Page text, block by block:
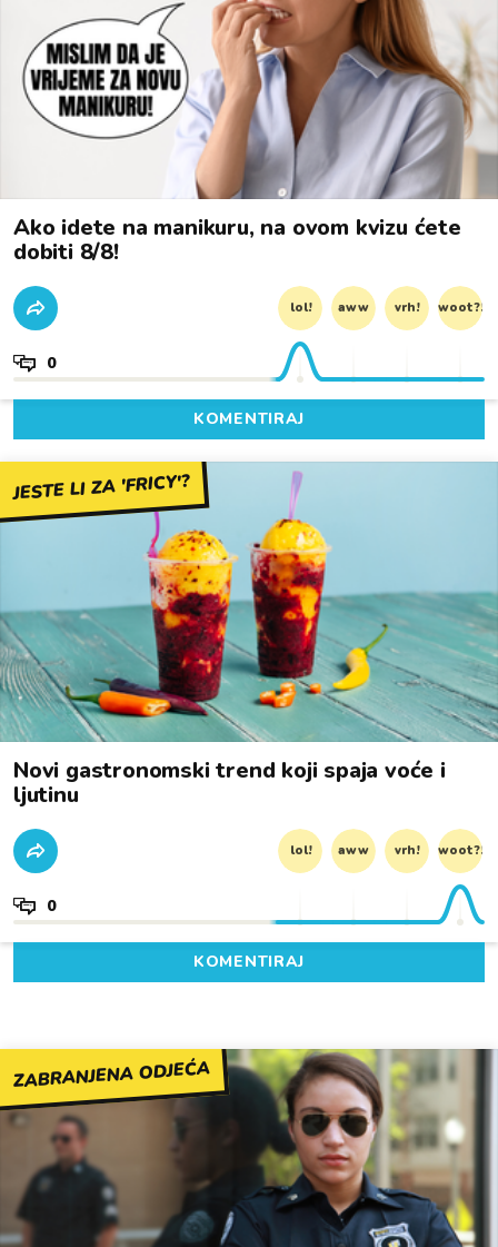
Ako idete na manikuru, na ovom kvizu ćete
dobiti 8/8!
lol! aww vrh! woot?!
0
KOMENTIRAJ
JESTE LI ZA 'FRICY'?
Novi gastronomski trend koji spaja voće i
ljutinu
lol! aww vrh! woot?!
0
KOMENTIRAJ
ZABRANJENA ODJEĆA